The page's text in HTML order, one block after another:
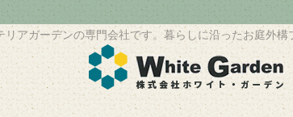
アガーデンの専門会社です。暮らしに沿ったお庭外